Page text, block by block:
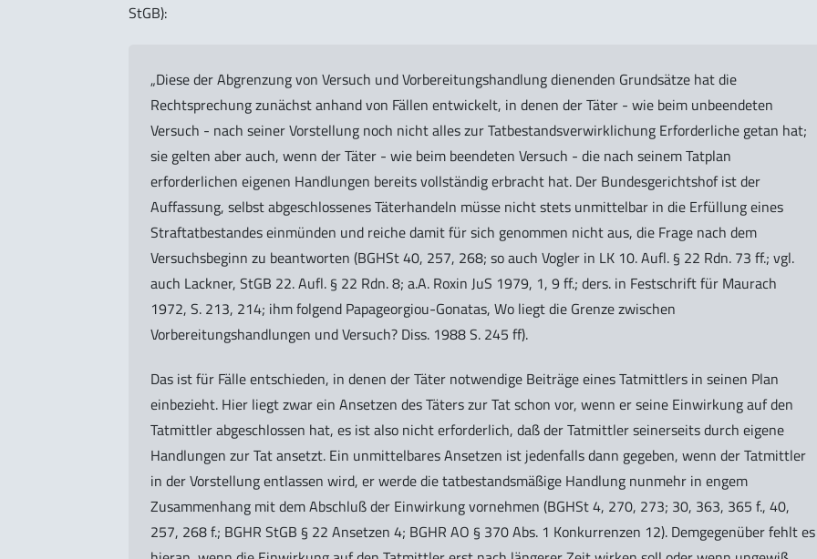
StGB):
„Diese der Abgrenzung von Versuch und Vorbereitungshandlung dienenden Grundsätze hat die
Rechtsprechung zunächst anhand von Fällen entwickelt, in denen der Täter - wie beim unbeendeten
Versuch - nach seiner Vorstellung noch nicht alles zur Tatbestandsverwirklichung Erforderliche getan hat;
sie gelten aber auch, wenn der Täter - wie beim beendeten Versuch - die nach seinem Tatplan
erforderlichen eigenen Handlungen bereits vollständig erbracht hat. Der Bundesgerichtshof ist der
Auffassung, selbst abgeschlossenes Täterhandeln müsse nicht stets unmittelbar in die Erfüllung eines
Straftatbestandes einmünden und reiche damit für sich genommen nicht aus, die Frage nach dem
Versuchsbeginn zu beantworten (BGHSt 40, 257, 268; so auch Vogler in LK 10. Aufl. § 22 Rdn. 73 ff.; vgl.
auch Lackner, StGB 22. Aufl. § 22 Rdn. 8; a.A. Roxin JuS 1979, 1, 9 ff.; ders. in Festschrift für Maurach
1972, S. 213, 214; ihm folgend Papageorgiou-Gonatas, Wo liegt die Grenze zwischen
Vorbereitungshandlungen und Versuch? Diss. 1988 S. 245 ff).
Das ist für Fälle entschieden, in denen der Täter notwendige Beiträge eines Tatmittlers in seinen Plan
einbezieht. Hier liegt zwar ein Ansetzen des Täters zur Tat schon vor, wenn er seine Einwirkung auf den
Tatmittler abgeschlossen hat, es ist also nicht erforderlich, daß der Tatmittler seinerseits durch eigene
Handlungen zur Tat ansetzt. Ein unmittelbares Ansetzen ist jedenfalls dann gegeben, wenn der Tatmittler
in der Vorstellung entlassen wird, er werde die tatbestandsmäßige Handlung nunmehr in engem
Zusammenhang mit dem Abschluß der Einwirkung vornehmen (BGHSt 4, 270, 273; 30, 363, 365 f., 40,
257, 268 f.; BGHR StGB § 22 Ansetzen 4; BGHR AO § 370 Abs. 1 Konkurrenzen 12). Demgegenüber fehlt es